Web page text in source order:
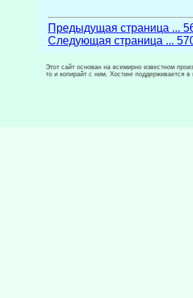
Предыдущая страница ...
Следующая страница ...
Этот сайт основан на всемирно известном
то и копирайт с ним. Хостинг поддерживается